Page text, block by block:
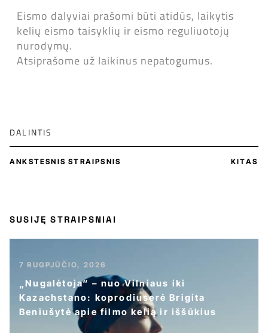
Eismo dalyviai prašomi būti atidūs, laikytis
kelių eismo taisyklių ir eismo reguliuotojų
nurodymų.
Atsiprašome už laikinus nepatogumus.
DALINTIS
ANKSTESNIS STRAIPSNIS KITAS
SUSIJĘ STRAIPSNIAI
7 RUGPJŪČIO, 2026
„Nugalėtoja“ – nuo Vilniaus iki
Kazachstano: koprodiuserė Brigita
Beniušytė apie filmo kelią ir iššūkius